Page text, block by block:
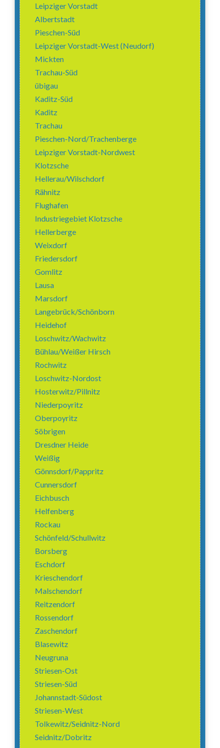
Leipziger Vorstadt
Albertstadt
Pieschen-Süd
Leipziger Vorstadt-West (Neudorf)
Mickten
Trachau-Süd
übigau
Kaditz-Süd
Kaditz
Trachau
Pieschen-Nord/Trachenberge
Leipziger Vorstadt-Nordwest
Klotzsche
Hellerau/Wilschdorf
Rähnitz
Flughafen
Industriegebiet Klotzsche
Hellerberge
Weixdorf
Friedersdorf
Gomlitz
Lausa
Marsdorf
Langebrück/Schönborn
Heidehof
Loschwitz/Wachwitz
Bühlau/Weißer Hirsch
Rochwitz
Loschwitz-Nordost
Hosterwitz/Pillnitz
Niederpoyritz
Oberpoyritz
Söbrigen
Dresdner Heide
Weißig
Gönnsdorf/Pappritz
Cunnersdorf
Eichbusch
Helfenberg
Rockau
Schönfeld/Schullwitz
Borsberg
Eschdorf
Krieschendorf
Malschendorf
Reitzendorf
Rossendorf
Zaschendorf
Blasewitz
Neugruna
Striesen-Ost
Striesen-Süd
Johannstadt-Südost
Striesen-West
Tolkewitz/Seidnitz-Nord
Seidnitz/Dobritz